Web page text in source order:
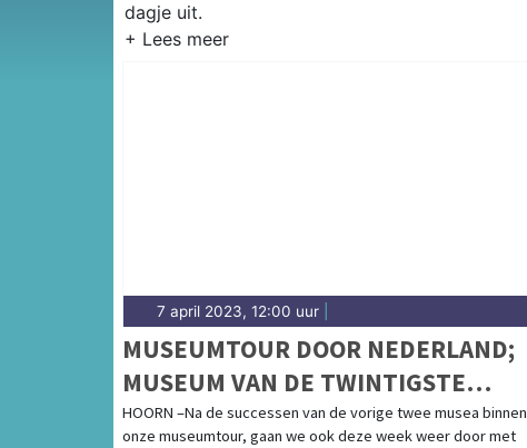
dagje uit.
7 april 2023, 12:00 uur
MUSEUMTOUR DOOR NEDERLAND;
MUSEUM VAN DE TWINTIGSTE
EEUW
HOORN –Na de successen van de vorige twee musea binnen
onze museumtour, gaan we ook deze week weer door met